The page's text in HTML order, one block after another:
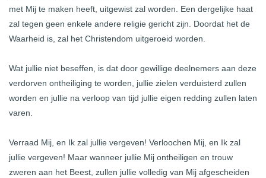
met Mij te maken heeft, uitgewist zal worden. Een dergelijke haat
zal tegen geen enkele andere religie gericht zijn. Doordat het de
Waarheid is, zal het Christendom uitgeroeid worden.
Wat jullie niet beseffen, is dat door gewillige deelnemers aan deze
verdorven ontheiliging te worden, jullie zielen verduisterd zullen
worden en jullie na verloop van tijd jullie eigen redding zullen laten
varen.
Verraad Mij, en Ik zal jullie vergeven! Verloochen Mij, en Ik zal
jullie vergeven! Maar wanneer jullie Mij ontheiligen en trouw
zweren aan het Beest, zullen jullie volledig van Mij afgescheiden